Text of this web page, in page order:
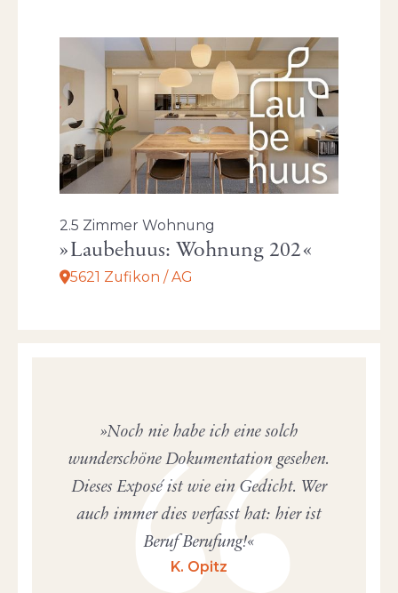
2.5 Zimmer Wohnung
Laubehuus: Wohnung 202
5621 Zufikon / AG
Noch nie habe ich eine solch
wunderschöne Dokumentation gesehen.
Dieses Exposé ist wie ein Gedicht. Wer
auch immer dies verfasst hat: hier ist
Beruf Berufung!
K. Opitz